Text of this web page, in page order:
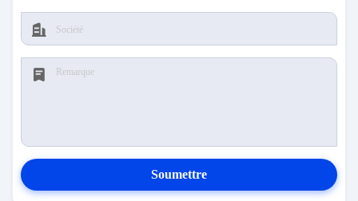
Soumettre